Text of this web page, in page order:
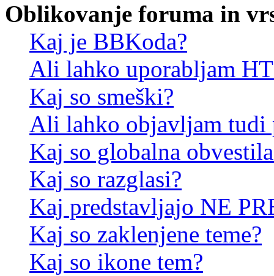
Oblikovanje foruma in
Kaj je BBKoda?
Ali lahko uporabljam
Kaj so smeški?
Ali lahko objavljam tudi
Kaj so globalna
Kaj so razglasi?
Kaj predstavljajo NE
Kaj so zaklenjene teme?
Kaj so ikone tem?